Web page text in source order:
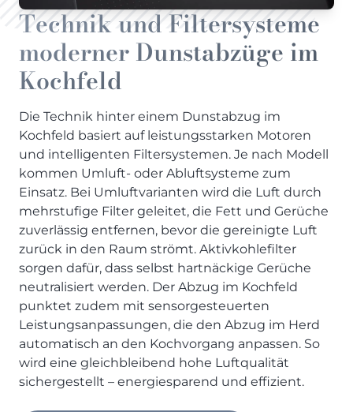
Technik und Filtersysteme
moderner Dunstabzüge im
Kochfeld
Die Technik hinter einem Dunstabzug im
Kochfeld basiert auf leistungsstarken Motoren
und intelligenten Filtersystemen. Je nach Modell
kommen Umluft- oder Abluftsysteme zum
Einsatz. Bei Umluftvarianten wird die Luft durch
mehrstufige Filter geleitet, die Fett und Gerüche
zuverlässig entfernen, bevor die gereinigte Luft
zurück in den Raum strömt. Aktivkohlefilter
sorgen dafür, dass selbst hartnäckige Gerüche
neutralisiert werden. Der Abzug im Kochfeld
punktet zudem mit sensorgesteuerten
Leistungsanpassungen, die den Abzug im Herd
automatisch an den Kochvorgang anpassen. So
wird eine gleichbleibend hohe Luftqualität
sichergestellt – energiesparend und effizient.